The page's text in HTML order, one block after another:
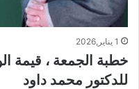
1 يناير,2026
خطبة الجمعة ، قيمة
للدكتور محمد داود